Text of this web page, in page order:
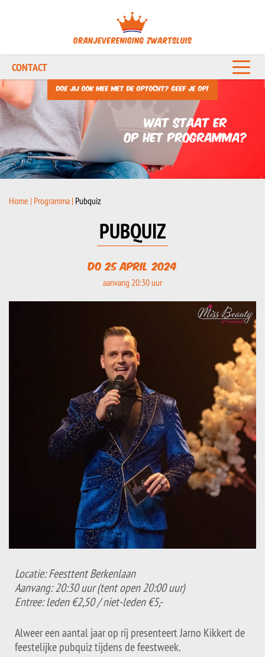
Doe jij ook mee met de optocht? Geef je op!
CONTACT
Wat staat er
op het programma?
Home Programma Pubquiz
PUBQUIZ
do 25 april 2024
aanvang 20:30 uur
Locatie: Feesttent Berkenlaan
Aanvang: 20:30 uur (tent open 20:00 uur)
Entree: leden €2,50 / niet-leden €5,-
Alweer een aantal jaar op rij presenteert Jarno Kikkert de
feestelijke pubquiztijdens de feestweek.